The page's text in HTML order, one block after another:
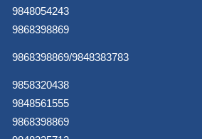
9848054243
9868398869
9868398869/9848383783
9858320438
9848561555
9868398869